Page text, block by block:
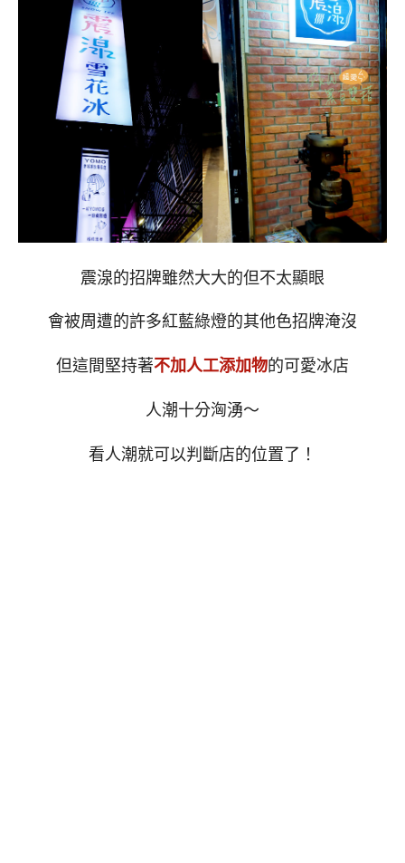
震湶的招牌雖然大大的但不太顯眼
會被周遭的許多紅藍綠燈的其他色招牌淹沒
但這間堅持著不加人工添加物的可愛冰店
人潮十分洶湧～
看人潮就可以判斷店的位置了！